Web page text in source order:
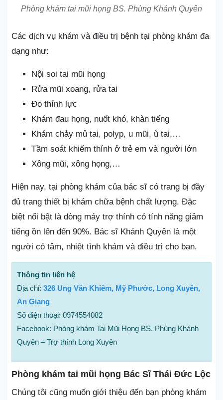
Phòng khám tai mũi họng BS. Phùng Khánh Quyên
Các dịch vụ khám và điều trị bệnh tại phòng khám đa
dạng như:
Nội soi tai mũi họng
Rửa mũi xoang, rửa tai
Đo thính lực
Khám đau họng, nuốt khó, khàn tiếng
Khám chảy mủ tai, polyp, u mũi, ù tai,…
Tầm soát khiếm thính ở trẻ em và người lớn
Xông mũi, xông họng,…
Hiện nay, tại phòng khám của bác sĩ có trang bị đầy
đủ trang thiết bị khám chữa bệnh chất lượng. Đặc
biệt nổi bật là dòng máy trợ thính có tính năng giảm
tiếng ồn lên đến 90%. Bác sĩ Khánh Quyên là một
người có tâm, nhiệt tình khám và điều trị cho bạn.
Thông tin liên hệ
Địa chỉ: 326 Ung Văn Khiêm, Mỹ Phước, Long Xuyên,
An Giang
Số điện thoại: 0974554082
Facebook: Phòng khám Tai Mũi Họng BS. Phùng Khánh
Quyên – Trợ thính Long Xuyên
Phòng khám tai mũi họng Bác Sĩ Thái Đức Lộc
Chúng tôi cũng muốn giới thiệu đến bạn phòng khám